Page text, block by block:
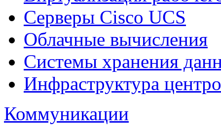
Cерверы Cisco UCS
Облачные вычисления
Системы хранения
Инфраструктура
Коммуникации